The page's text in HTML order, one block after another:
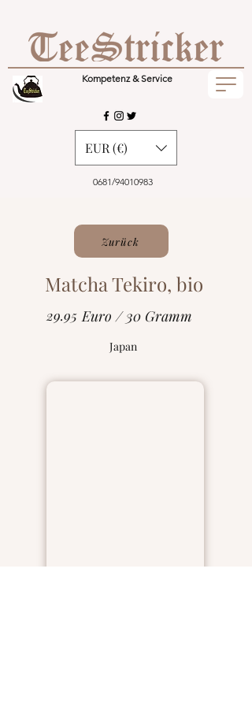
Kompetenz & Service
0681/94010983
EUR (€)
Zurück
Matcha Tekiro, bio
29.95 Euro / 30 Gramm
Japan